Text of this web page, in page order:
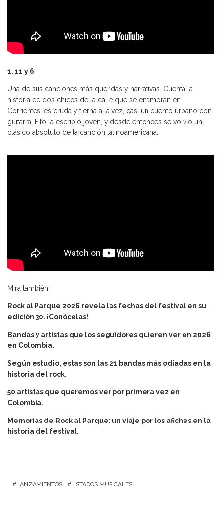
1. 11 y 6
Una de sus canciones más queridas y narrativas. Cuenta la
historia de dos chicos de la calle que se enamoran en
Corrientes, es cruda y tierna a la vez, casi un cuento urbano con
guitarra. Fito la escribió joven, y desde entonces se volvió un
clásico absoluto de la canción latinoamericana.
Mira también:
Rock al Parque 2026 revela las fechas del festival en su
edición 30. ¡Conócelas!
Bandas y artistas que los seguidores quieren ver en 2026
en Colombia.
Según estudio, estas son las 21 bandas más odiadas en la
historia del rock.
50 artistas que queremos ver por primera vez en
Colombia.
Memorias de Rock al Parque: un viaje por los afiches en la
historia del festival.
LANZAMIENTOS LISTADOS MUSICALES